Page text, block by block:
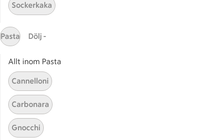
Här hittar du alla goda recept du har sparat och
Sidfot
Start
Sockerkaka
Pasta Dölj -
Allt inom Pasta
Cannelloni
Carbonara
Gnocchi